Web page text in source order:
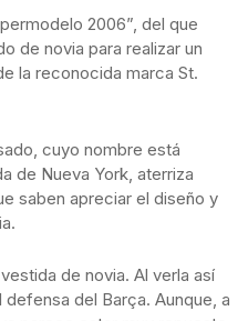
2006”, del que
de novia para realizar un
la reconocida marca St.
cuyo nombre está
de Nueva York, aterriza
saben apreciar el diseño y
de novia. Al verla así
del Barça. Aunque, a